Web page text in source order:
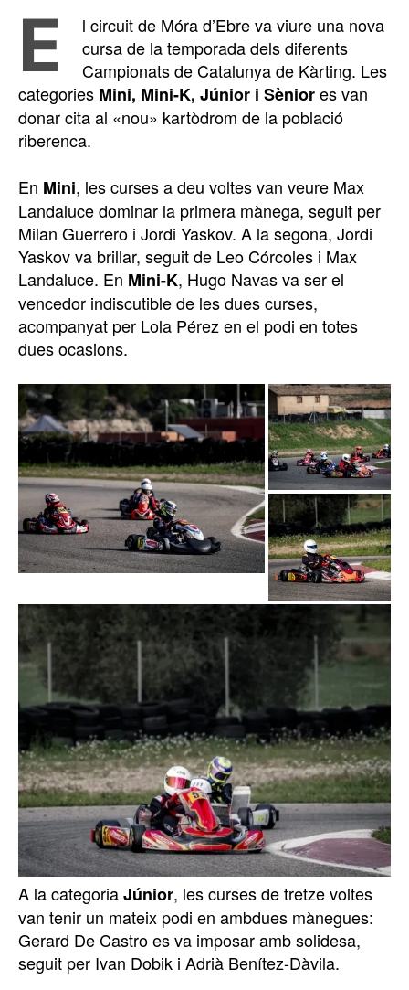
E
l circuit de Móra d’Ebre va viure una nova
cursa de la temporada dels diferents
Campionats de Catalunya de Kàrting. Les
categories Mini, Mini-K, Júnior i Sèniores van
donar cita al «nou» kartòdrom de la població
riberenca.
En Mini, les curses a deu voltes van veure Max
Landaluce dominar la primera mànega, seguit per
Milan Guerrero i Jordi Yaskov. A la segona, Jordi
Yaskov va brillar, seguit de Leo Córcoles i Max
Landaluce. En Mini-K, Hugo Navas va ser el
vencedor indiscutible de les dues curses,
acompanyat per Lola Pérez en el podi en totes
dues ocasions.
A la categoriaJúnior, les curses de tretze voltes
van tenir un mateix podi en ambdues mànegues:
Gerard De Castro es va imposar amb solidesa,
seguit per Ivan Dobik i Adrià Benítez-Dàvila.